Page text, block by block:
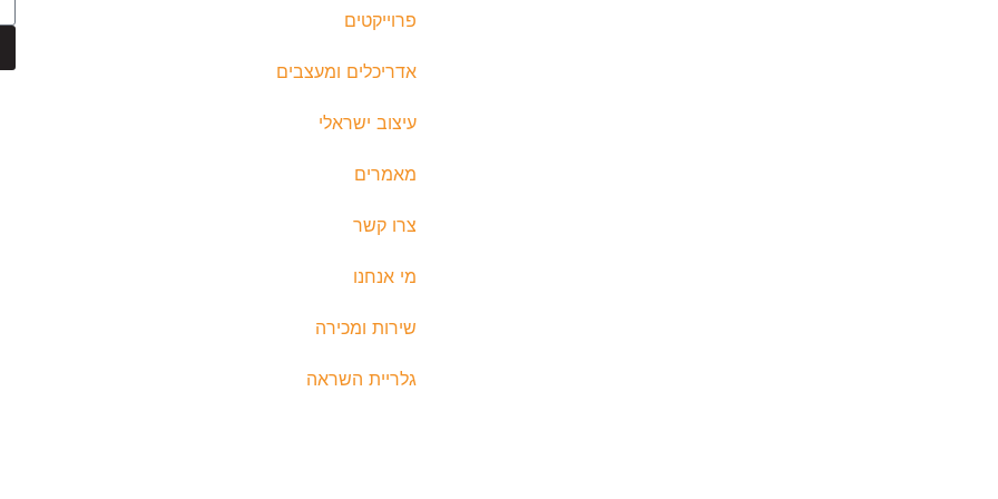
פרוייקטים
אדריכלים ומעצבים
עיצוב ישראלי
מאמרים
צרו קשר
מי אנחנו
שירות ומכירה
גלריית השראה